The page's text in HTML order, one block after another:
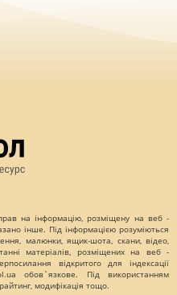
на інформацію, розміщену на веб -
інше. Під інформацією розуміються
малюнки, ящик-шота, скани, відео,
матеріалів, розміщених на веб -
відкритого для індексації
обов`язкове. Під використанням
модифікація тощо.